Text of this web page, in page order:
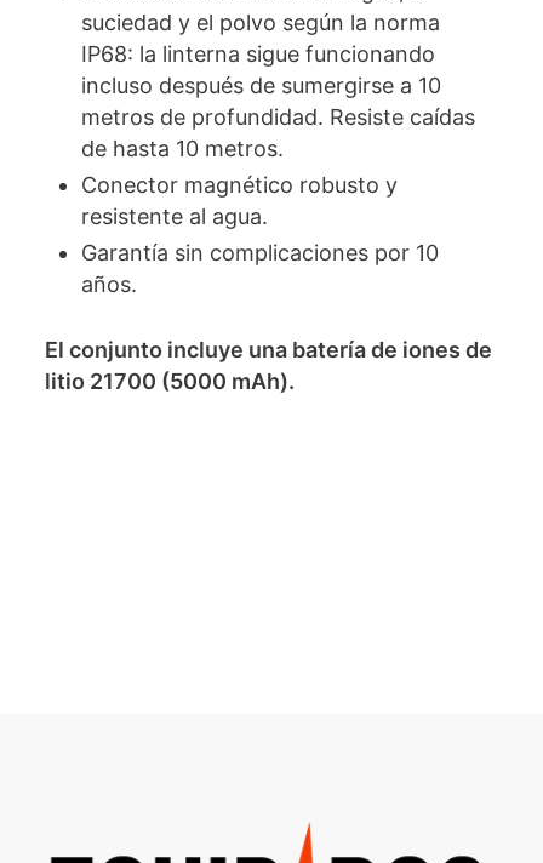
suciedad y el polvo según la norma
IP68: la linterna sigue funcionando
incluso después de sumergirse a 10
metros de profundidad. Resiste caídas
de hasta 10 metros.
Conector magnético robusto y
resistente al agua.
Garantía sin complicaciones por 10
años.
El conjunto incluye una batería de iones de
litio 21700 (5000 mAh).